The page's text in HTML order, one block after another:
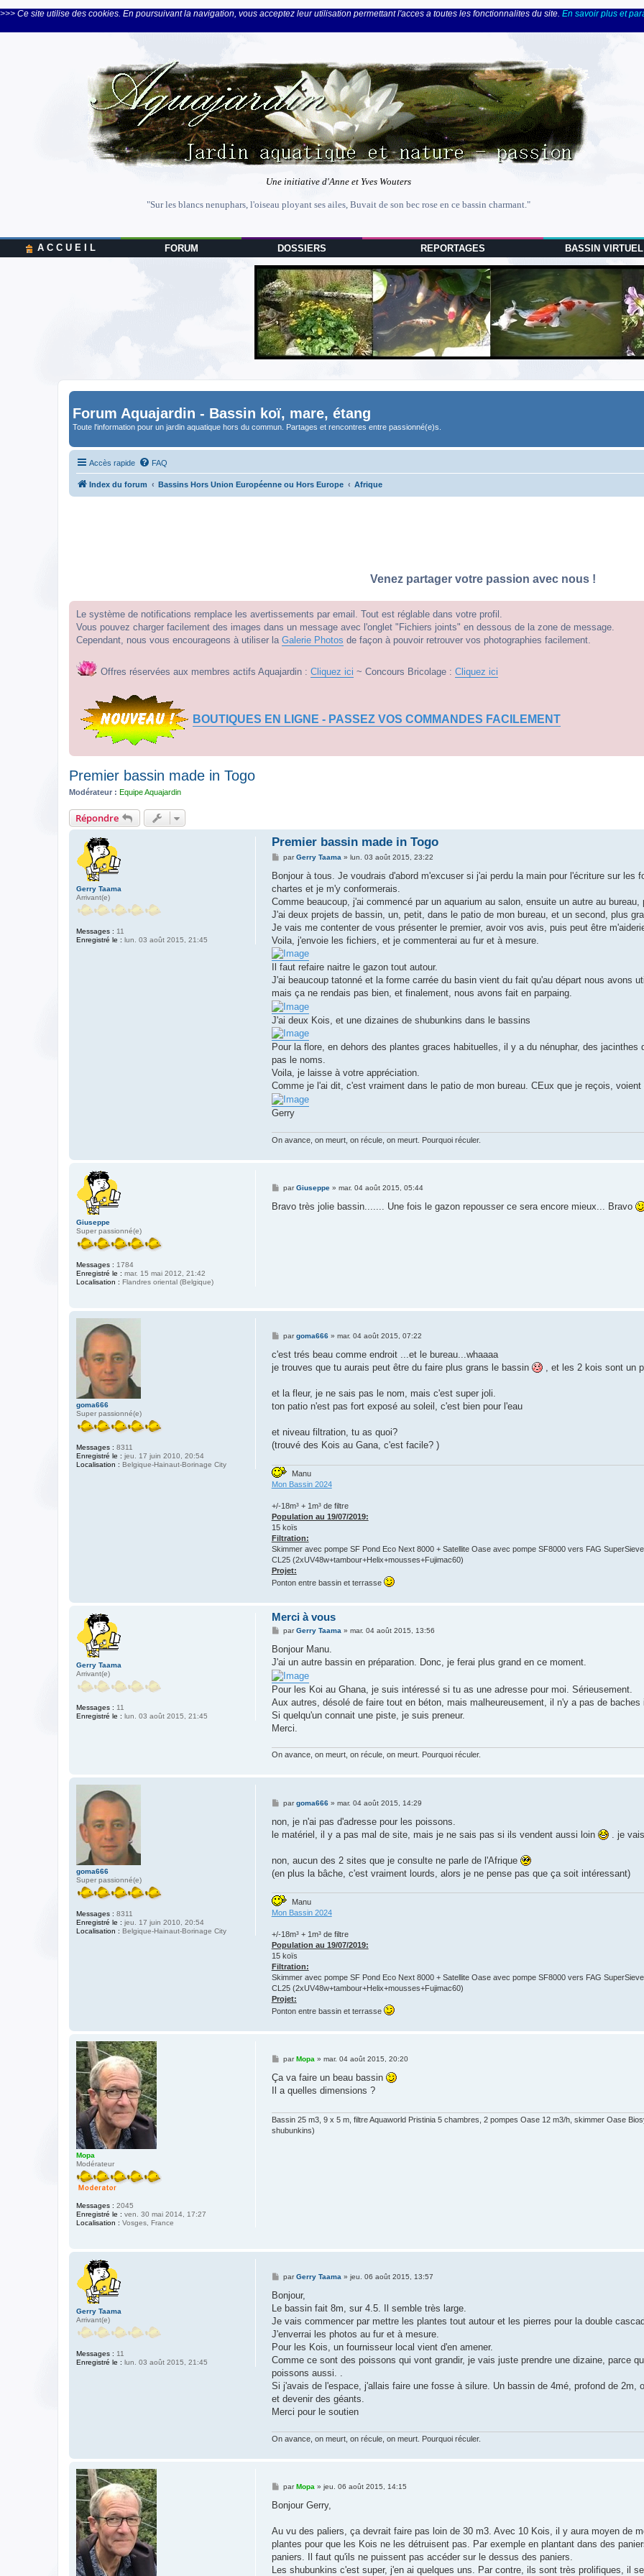
>>> Ce site utilise des cookies. En poursuivant la navigation, vous acceptez leur utilisation permettant l'acces a toutes les fonctionnalites du site. En savoir plus et
Une initiative d'Anne et Yves Wouters
"Sur les blancs nenuphars, l'oiseau ployant ses ailes, Buvait de son bec rose en ce bassin charmant."
A C C U E I L FORUM DOSSIERS REPORTAGES BASSIN VIRTUEL
Forum Aquajardin - Bassin koï, mare, étang
Toute l'information pour un jardin aquatique hors du commun. Partages et rencontres entre passionné(e)s.
Accès rapide FAQ
Index du forum Bassins Hors Union Européenne ou Hors Europe Afrique
Venez partager votre passion avec nous !
Le système de notifications remplace les avertissements par email. Tout est réglable dans votre profil.
Vous pouvez charger facilement des images dans un message avec l'onglet "Fichiers joints" en dessous de la zone de message.
Cependant, nous vous encourageons à utiliser la Galerie Photos de façon à pouvoir retrouver vos photographies facilement.
Offres réservées aux membres actifs Aquajardin : Cliquez ici ~ Concours Bricolage : Cliquez ici
BOUTIQUES EN LIGNE - PASSEZ VOS COMMANDES FACILEMENT
Premier bassin made in Togo
Modérateur : Equipe Aquajardin
Répondre
Gerry Taama
Arrivant(e)
Messages : 11
Enregistré le : lun. 03 août 2015, 21:45
Premier bassin made in Togo
M
s
a
g
parGerry Taama » lun. 03 août 2015, 23:22
Bonjour à tous. Je voudrais d'abord m'excuser si j'ai perdu la main pour l'écriture sur
chartes et je m'y conformerais.
Comme beaucoup, j'ai commencé par un aquarium au salon, ensuite un autre au
J'ai deux projets de bassin, un, petit, dans le patio de mon bureau, et un second, plus
Je vais me contenter de vous présenter le premier, avoir vos avis, puis peut être
Voila, j'envoie les fichiers, et je commenterai au fur et à mesure.
Il faut refaire naitre le gazon tout autour.
J'ai beaucoup tatonné et la forme carrée du basin vient du fait qu'au départ nous avons
mais ça ne rendais pas bien, et finalement, nous avons fait en parpaing.
J'ai deux Kois, et une dizaines de shubunkins dans le bassins
Pour la flore, en dehors des plantes graces habituelles, il y a du nénuphar, des
pas le noms.
Voila, je laisse à votre appréciation.
Comme je l'ai dit, c'est vraiment dans le patio de mon bureau. CEux que je reçois, voient
Gerry
On avance, on meurt, on récule, on meurt. Pourquoi réculer.
Giuseppe
Super passionné(e)
Messages : 1784
Enregistré le : mar. 15 mai 2012, 21:42
Localisation : Flandres oriental (Belgique)
M
s
parGiuseppe» mar. 04 août 2015, 05:44
Bravo très jolie bassin....... Une fois le gazon repousser ce sera encore mieux... Bravo
goma666
Super passionné(e)
Messages : 8311
Enregistré le : jeu. 17 juin 2010, 20:54
Localisation : Belgique-Hainaut-Borinage City
M
s
a
pargoma666» mar. 04 août 2015, 07:22
c'est trés beau comme endroit ...et le bureau...whaaaa
je trouves que tu aurais peut être du faire plus grans le bassin
, et les 2 kois sont un
et la fleur, je ne sais pas le nom, mais c'est super joli.
ton patio n'est pas fort exposé au soleil, c'est bien pour l'eau
et niveau filtration, tu as quoi?
(trouvé des Kois au Gana, c'est facile? )
Manu
Mon Bassin 2024
+/-18m³ + 1m³ de filtre
Population au 19/07/2019:
15 koïs
Filtration:
Skimmer avec pompe SF Pond Eco Next 8000 + Satellite Oase avec pompe SF8000 vers FAG
CL25 (2xUV48w+tambour+Helix+mousses+Fujimac60)
Projet:
Ponton entre bassin et terrasse
Gerry Taama
Arrivant(e)
Messages : 11
Enregistré le : lun. 03 août 2015, 21:45
Merci à vous
M
s
a
g
e
parGerry Taama» mar. 04 août 2015, 13:56
Bonjour Manu.
J'ai un autre bassin en préparation. Donc, je ferai plus grand en ce moment.
Pour les Koi au Ghana, je suis intéressé si tu as une adresse pour moi. Sérieusement.
Aux autres, désolé de faire tout en béton, mais malheureusement, il n'y a pas de baches
Si quelqu'un connait une piste, je suis preneur.
Merci.
On avance, on meurt, on récule, on meurt. Pourquoi réculer.
goma666
Super passionné(e)
Messages : 8311
Enregistré le : jeu. 17 juin 2010, 20:54
Localisation : Belgique-Hainaut-Borinage City
M
s
a
pargoma666» mar. 04 août 2015, 14:29
non, je n'ai pas d'adresse pour les poissons.
le matériel, il y a pas mal de site, mais je ne sais pas si ils vendent aussi loin
. je vais
non, aucun des 2 sites que je consulte ne parle de l'Afrique
(en plus la bâche, c'est vraiment lourds, alors je ne pense pas que ça soit intéressant)
Manu
Mon Bassin 2024
+/-18m³ + 1m³ de filtre
Population au 19/07/2019:
15 koïs
Filtration:
Skimmer avec pompe SF Pond Eco Next 8000 + Satellite Oase avec pompe SF8000 vers FAG
CL25 (2xUV48w+tambour+Helix+mousses+Fujimac60)
Projet:
Ponton entre bassin et terrasse
Mopa
Modérateur
Messages : 2045
Enregistré le : ven. 30 mai 2014, 17:27
Localisation : Vosges, France
M
s
a
parMopa » mar. 04 août 2015, 20:20
Ça va faire un beau bassin
Il a quelles dimensions ?
Bassin 25 m3, 9 x 5 m, filtre Aquaworld Pristinia 5 chambres, 2 pompes Oase 12 m3/h, skimmer Oase
shubunkins)
Gerry Taama
Arrivant(e)
Messages : 11
Enregistré le : lun. 03 août 2015, 21:45
M
s
a
g
parGerry Taama » jeu. 06 août 2015, 13:57
Bonjour,
Le bassin fait 8m, sur 4.5. Il semble très large.
Je vais commencer par mettre les plantes tout autour et les pierres pour la double
J'enverrai les photos au fur et à mesure.
Pour les Kois, un fournisseur local vient d'en amener.
Comme ce sont des poissons qui vont grandir, je vais juste prendre une dizaine, parce
poissons aussi. .
Si j'avais de l'espace, j'allais faire une fosse à silure. Un bassin de 4mé, profond de
et devenir des géants.
Merci pour le soutien
On avance, on meurt, on récule, on meurt. Pourquoi réculer.
M
s
g
parMopa» jeu. 06 août 2015, 14:15
Bonjour Gerry,
Au vu des paliers, ça devrait faire pas loin de 30 m3. Avec 10 Kois, il y aura moyen de
plantes pour que les Kois ne les détruisent pas. Par exemple en plantant dans des
paniers. Il faut qu'ils ne puissent pas accéder sur le dessus des paniers.
Les shubunkins c'est super, j'en ai quelques uns. Par contre, ils sont très prolifiques, il